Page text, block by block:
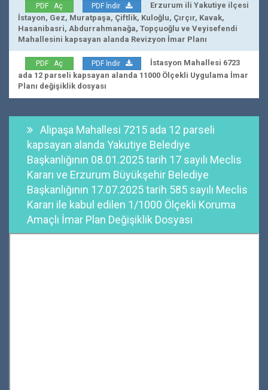
PDF Aç PDF İndir
Erzurum ili Yakutiye ilçesi
İstayon, Gez, Muratpaşa, Çiftlik, Kuloğlu, Çırçır, Kavak,
Hasanibasri, Abdurrahmanağa, Topçuoğlu ve Veyisefendi
Mahallesini kapsayan alanda Revizyon İmar Planı
PDF Aç PDF İndir
İstasyon Mahallesi 6723
ada 12 parseli kapsayan alanda 11000 Ölçekli Uygulama İmar
Planı değişiklik dosyası
Alipaşa Mahallesi 7215 ada 12 parseli
kapsayan alanda Yakutiye Belediye
Başkanlığının 08.01.2025 tarih 17 sayılı Meclis
Kararı ve Erzurum Büyükşehir Belediye
Başkanlığının 17.07.2025 tarih 585 sayılı Meclis
Kararı ile kabul edilen 1/1000 Ölçekli Koruma
Amaçlı İmar Plan Değişiklik Dosyası